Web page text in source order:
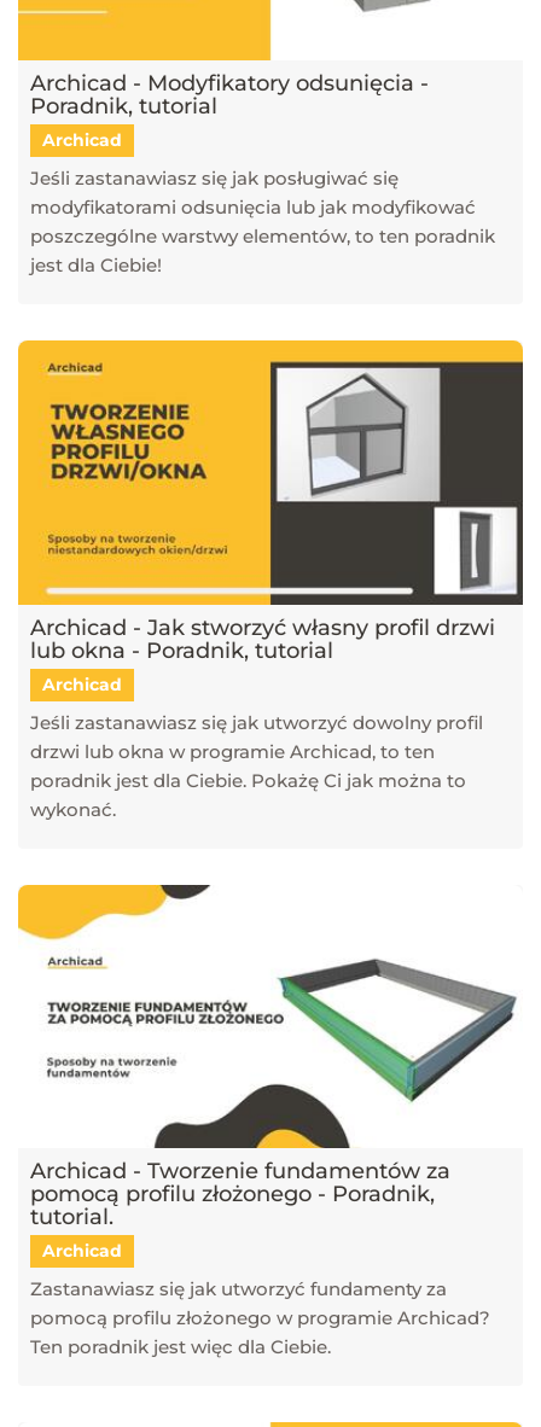
Archicad - Modyfikatory odsunięcia -
Poradnik, tutorial
Archicad
Jeśli zastanawiasz się jak posługiwać się
modyfikatorami odsunięcia lub jak modyfikować
poszczególne warstwy elementów, to ten poradnik
jest dla Ciebie!
Archicad - Jak stworzyć własny profil drzwi
lub okna - Poradnik, tutorial
Archicad
Jeśli zastanawiasz się jak utworzyć dowolny profil
drzwi lub okna w programie Archicad, to ten
poradnik jest dla Ciebie. Pokażę Ci jak można to
wykonać.
Archicad - Tworzenie fundamentów za
pomocą profilu złożonego - Poradnik,
tutorial.
Archicad
Zastanawiasz się jak utworzyć fundamenty za
pomocą profilu złożonego w programie Archicad?
Ten poradnik jest więc dla Ciebie.